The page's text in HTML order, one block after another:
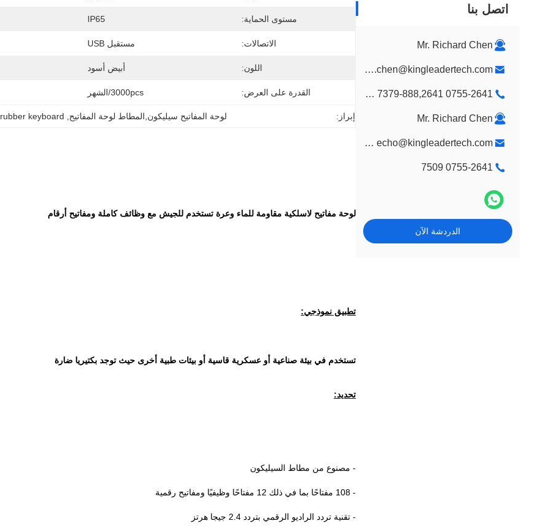
جدار جبل كشك
تصميم جناح عرض مخصص
كشك اللافتات الرقمية
اتصل بنا
Mr. Richard Chen
richard.chen@kingleadertech.com
0755-2641 7379-888,2641 9575
Mr. Richard Chen
market@kingleadertech.com echo@kingleadertech.com
0755-2641 7509
الدردشة الآن
مستوى الحماية: IP65
الاتصالات: مستقبل USB
اللون: أبيض أسود
القدرة على العرض: 3000pcs/الشهر
إبراز: لوحة المفاتيح سيليكون,المطاط لوحة المفاتيح rubber keyboard
لوحة مفاتيح لاسلكية مقاومة للماء وعرة تستخدم للجيش مع وظائف كاملة ومفاتيح أرقام
تطبيق نموذجي:
تستخدم في بيئة صناعية أو عسكرية قاسية أو بيئات طبية أخرى حيث توجد بكتيريا ضارة
تحديد:
- مصنوع من مطاط السيليكون
- 108 مفتاحًا بما في ذلك 12 مفتاحًا وظيفيًا ومفاتيح رقمية
- تقنية تردد الراديو الرقمي بتردد 2.4 جيجا هرتز